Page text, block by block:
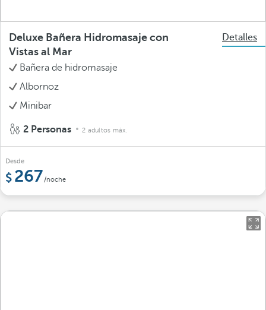
Deluxe Bañera Hidromasaje con
Vistas al Mar
Detalles
Bañera de hidromasaje
Albornoz
Minibar
2 Personas 2 adultos máx.
Desde
267 /noche